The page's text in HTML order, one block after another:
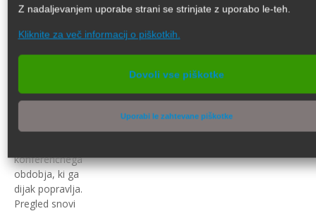
Z nadaljevanjem uporabe strani se strinjate z uporabo le-teh.
Kliknite za več informacij o piškotkih.
Dovoli vse piškotke
Uporabi le zahtevane piškotke
matematičnih
V kolikor se
izpit, ponovim
celotnega leta
konferenčnega
obdobja, ki ga
dijak popravlja.
Pregled snovi